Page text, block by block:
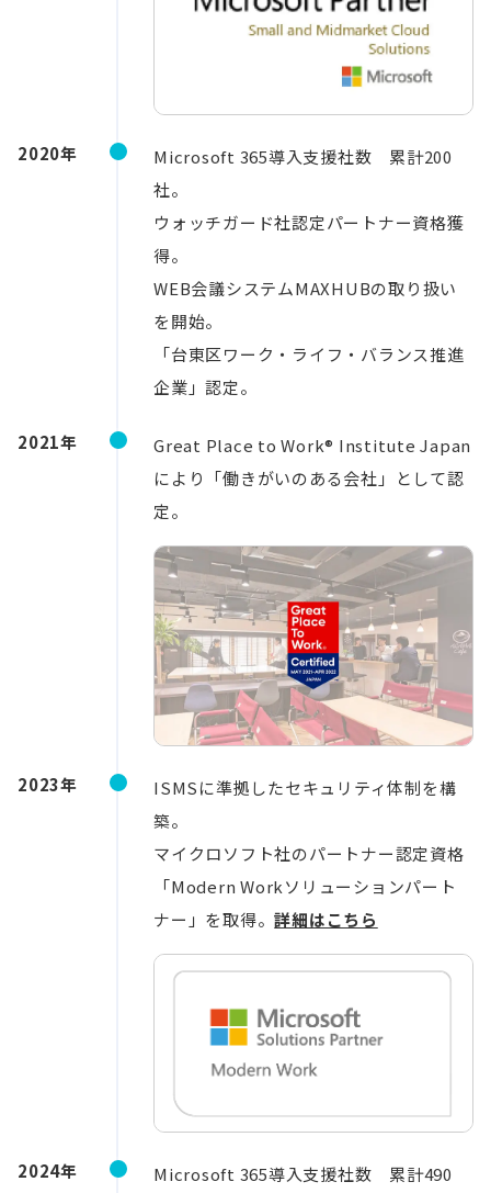
2020年
Microsoft 365導入支援社数 累計200
社。
ウォッチガード社認定パートナー資格獲
得。
WEB会議システムMAXHUBの取り扱い
を開始。
「台東区ワーク・ライフ・バランス推進
企業」認定。
2021年
Great Place to Work® Institute Japan
により「働きがいのある会社」として認
定。
2023年
ISMSに準拠したセキュリティ体制を構
築。
マイクロソフト社のパートナー認定資格
「Modern Workソリューションパート
ナー」を取得。詳細はこちら
2024年
Microsoft 365導入支援社数 累計490